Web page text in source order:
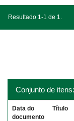
Resultado 1-1 de 1.
Conjunto de itens:
Data do
documento
Título